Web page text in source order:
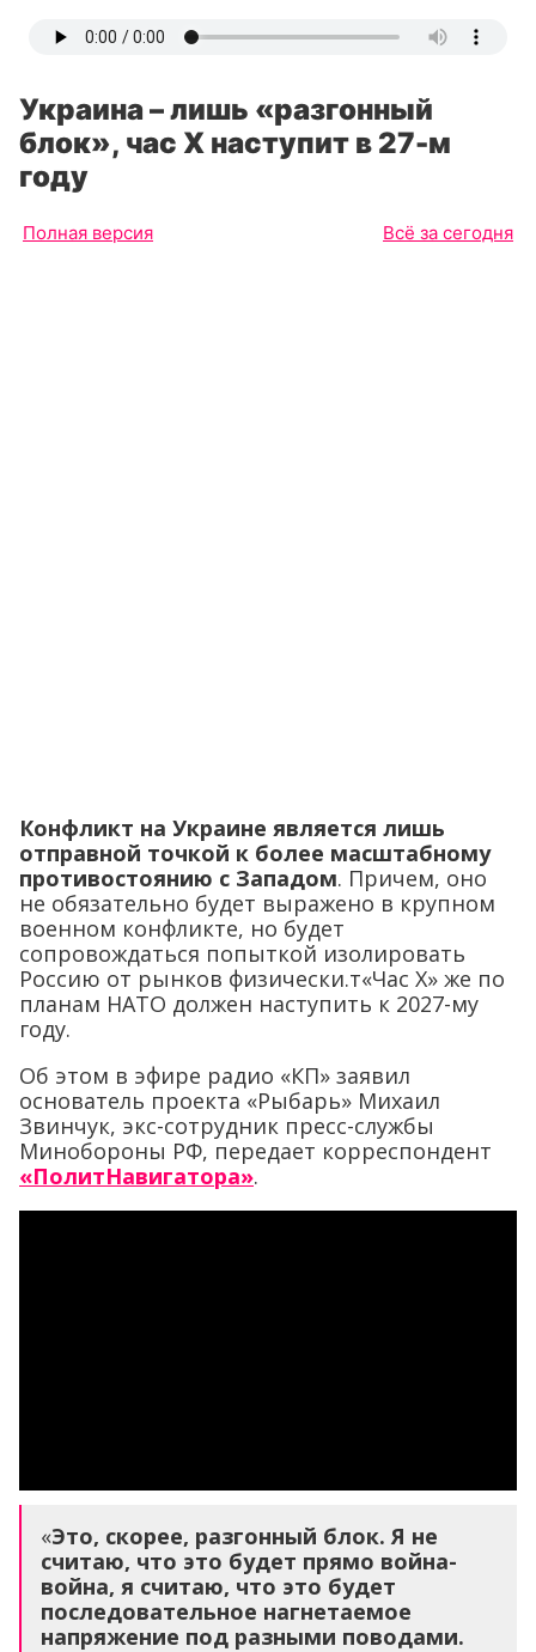
Украина – лишь «разгонный
блок», час Х наступит в 27-м
году
Полная версия Всё за сегодня
Конфликт на Украине является лишь
отправной точкой к более масштабному
противостоянию с Западом. Причем, оно
не обязательно будет выражено в крупном
военном конфликте, но будет
сопровождаться попыткой изолировать
Россию от рынков физически.т«Час Х» же по
планам НАТО должен наступить к 2027-му
году.
Об этом в эфире радио «КП» заявил
основатель проекта «Рыбарь» Михаил
Звинчук, экс-сотрудник пресс-службы
Минобороны РФ, передает корреспондент
«ПолитНавигатора».
«Это, скорее, разгонный блок. Я не
считаю, что это будет прямо война-
война, я считаю, что это будет
последовательное нагнетаемое
напряжение под разными поводами.